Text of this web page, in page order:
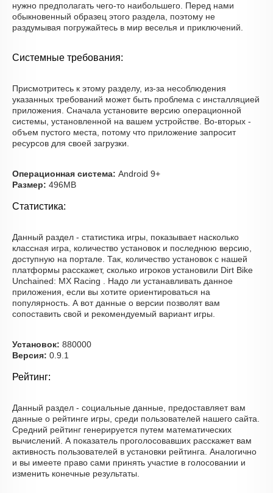
нужно предполагать чего-то наибольшего. Перед нами
обыкновенный образец этого раздела, поэтому не
раздумывая погружайтесь в мир веселья и приключений.
Системные требования:
Присмотритесь к этому разделу, из-за несоблюдения
указанных требований может быть проблема с инсталляцией
приложения. Сначала установите версию операционной
системы, установленной на вашем устройстве. Во-вторых -
объем пустого места, потому что приложение запросит
ресурсов для своей загрузки.
Операционная система: Android 9+
Размер: 496MB
Статистика:
Данный раздел - статистика игры, показывает насколько
классная игра, количество установок и последнюю версию,
доступную на портале. Так, количество установок с нашей
платформы расскажет, сколько игроков установили Dirt Bike
Unchained: MX Racing . Надо ли устанавливать данное
приложения, если вы хотите ориентироваться на
популярность. А вот данные о версии позволят вам
сопоставить свой и рекомендуемый вариант игры.
Установок: 880000
Версия: 0.9.1
Рейтинг:
Данный раздел - социальные данные, предоставляет вам
данные о рейтинге игры, среди пользователей нашего сайта.
Средний рейтинг генерируется путем математических
вычислений. А показатель проголосовавших расскажет вам
активность пользователей в установки рейтинга. Аналогично
и вы имеете право сами принять участие в голосовании и
изменить конечные результаты.